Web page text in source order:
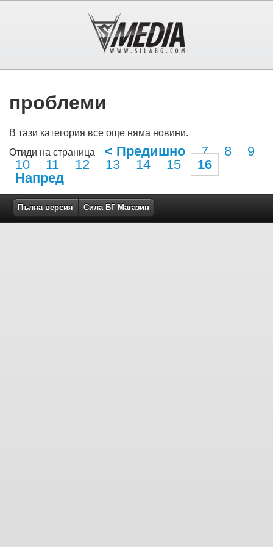
проблеми
В тази категория все още няма новини.
Отиди на страница
< Предишно 7 8
9
10
11 12 13 14 15
16
Напред
Пълна версия Сила БГ Магазин